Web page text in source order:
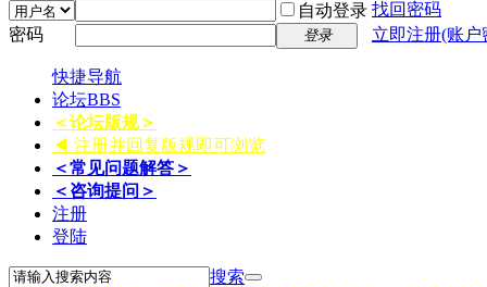
自动登录 找回密码
密码
登录 立即注册(账
快捷导航
论坛BBS
＜论坛版规＞
◀ 注册并回复版规即可浏览
＜常见问题解答＞
＜咨询提问＞
注册
登陆
搜索